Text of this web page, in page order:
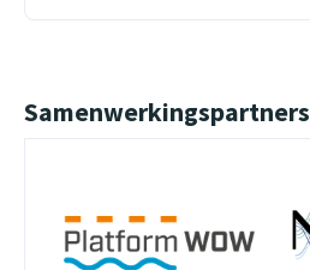
Samenwerkingspartners